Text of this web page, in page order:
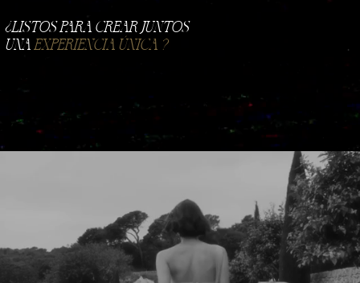
​¿LISTOS PARA CREAR JUNTOS
UNAEXPERIENCIA ÚNICA ?